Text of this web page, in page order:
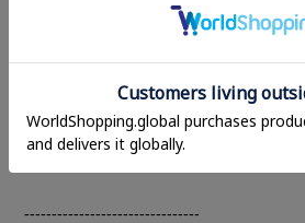
前立てを微配色の2枚仕立てにしアクセ
身体のラインを拾いにくいのでシアーで
インナーはブラトップやキャミソールな
の透け感を楽しんでいただくのがおすす
--------------------------------